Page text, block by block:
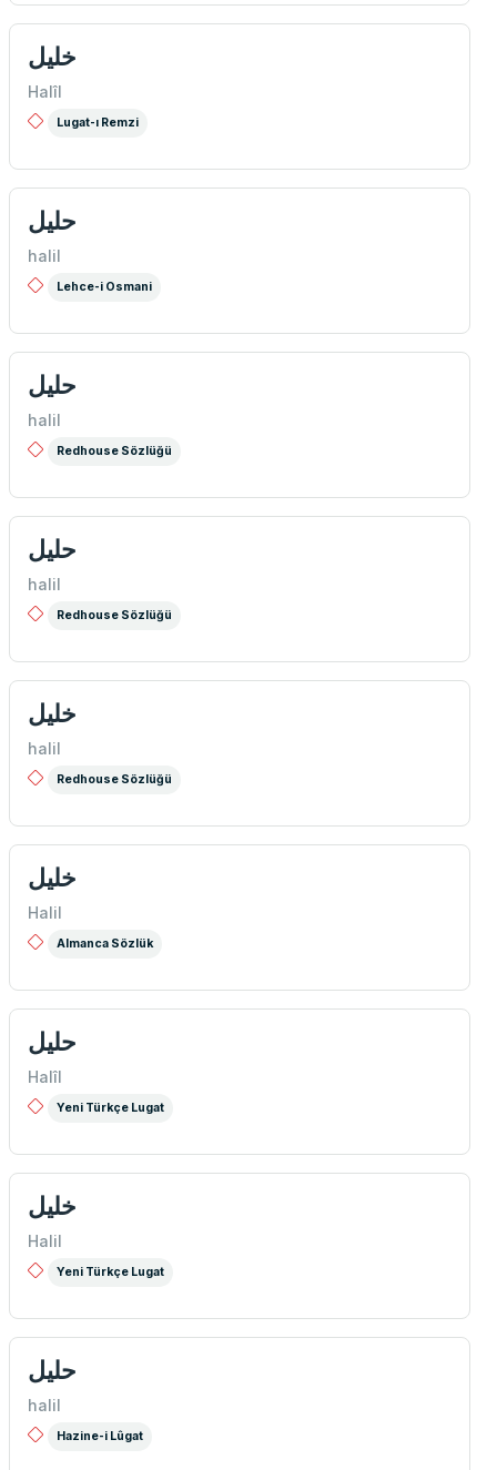
خلیل
Halîl
Lugat-ı Remzi
حليل
halil
Lehce-i Osmani
حلیل
halil
Redhouse Sözlüğü
حلیل
halil
Redhouse Sözlüğü
خلیل
halil
Redhouse Sözlüğü
خلیل
Halil
Almanca Sözlük
حلیل
Halîl
Yeni Türkçe Lugat
خليل
Halil
Yeni Türkçe Lugat
حلیل
halil
Hazine-i Lûgat